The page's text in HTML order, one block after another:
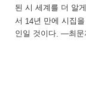
된 시 세계를 더 알
서 14년 만에 시집
인일 것이다. ―최문